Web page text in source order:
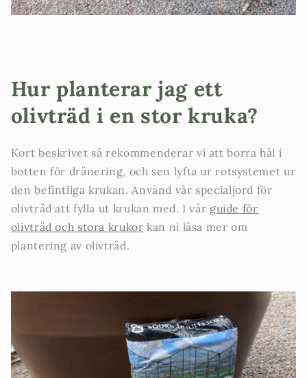
Hur planterar jag ett
olivträd i en stor kruka?
Kort beskrivet så rekommenderar vi att borra hål i
botten för dränering, och sen lyfta ur rotsystemet ur
den befintliga krukan. Använd vår specialjord för
olivträd att fylla ut krukan med. I vår guide för
olivträd och stora krukor kan ni läsa mer om
plantering av olivträd.